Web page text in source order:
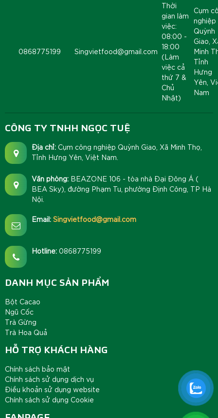
0868775199 Singvietfood@gmail.com
Thời
gian làm
việc:
08:00 -
18:00
(Làm
việc cả
thứ 7 &
Chủ
Nhật)
Cụm
nghiệp
Quỳnh
Giao,
Minh
Tỉnh
Hưng
Yên,
Nam
CÔNG TY TNHH NGỌC TUỆ
Địa chỉ: Cụm công nghiệp Quỳnh Giao, Xã Minh Thọ,
Tỉnh Hưng Yên, Việt Nam.
Văn phòng: BEAZONE 106 - tòa nhà Đại Đông Á (
BEA Sky), đường Phạm Tu, phường Định Công, TP Hà
Nội.
Email: Singvietfood@gmail.com
Hotline: 0868775199
DANH MỤC SẢN PHẨM
Bột Cacao
Ngũ Cốc
Trà Gừng
Trà Hoa Quả
HỖ TRỢ KHÁCH HÀNG
Chính sách bảo mật
Chính sách sử dụng dịch vụ
Điều khoản sử dụng website
Chính sách sử dụng Cookie